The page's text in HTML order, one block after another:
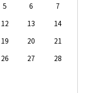
5 6
7
12 13
14
19 20
21
26 27
28